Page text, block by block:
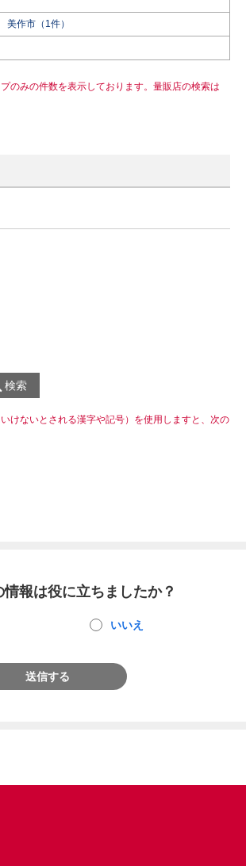
美作市（1件）
のみの件数を表示しております。量販店の検索は
検索
けないとされる漢字や記号）を使用しますと、次の
情報は役に立ちましたか？
いいえ
送信する